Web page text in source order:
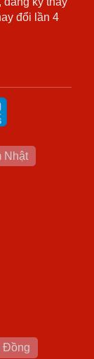
đổi lần 4
Nhật
Đồng